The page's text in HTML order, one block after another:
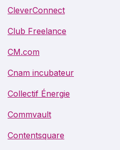
CleverConnect
Club Freelance
CM.com
Cnam incubateur
Collectif Énergie
Commvault
Contentsquare